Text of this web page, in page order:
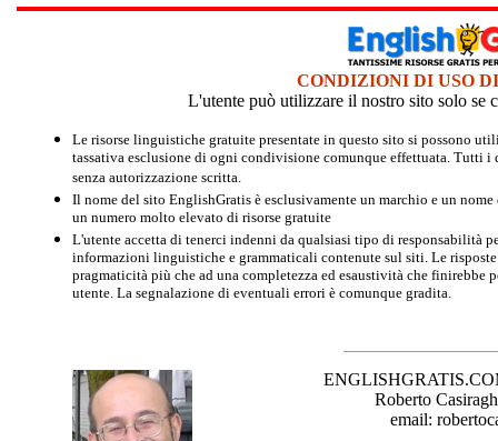
CONDIZIONI DI USO
L'utente può utilizzare il nostro sito solo se
Le risorse linguistiche gratuite presentate in questo sito si possono
tassativa esclusione di ogni condivisione comunque effettuata. Tutti
senza autorizzazione scritta.
Il nome del sito EnglishGratis è esclusivamente un marchio e un
un numero molto elevato di risorse gratuite
L'utente accetta di tenerci indenni da qualsiasi tipo di responsabilità
informazioni linguistiche e grammaticali contenute sul siti. Le
pragmaticità più che ad una completezza ed esaustività che finirebbe
utente. La segnalazione di eventuali errori è comunque gradita.
Roberto
email: